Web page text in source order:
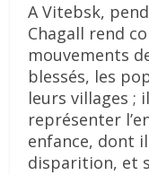
A Vitebsk,
Chagall rend
mouvements
blessés, les
leurs villages ;
représenter
enfance, dont
disparition, et